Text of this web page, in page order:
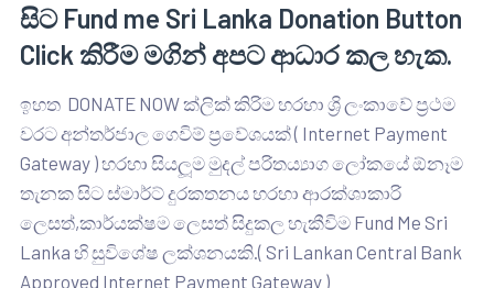
සිට Fund me Sri Lanka Donation Button
Click කිරීම මගින් අපට ආධාර කල හැක.
ඉහත DONATE NOW ක්ලික් කිරිම හරහා ශ්‍රි ලංකාවේ ප්‍රථම
වරට අන්තර්ජාල ගෙවිම් ප්‍රවේශයක් ( Internet Payment
Gateway ) හරහා සියලූම මුදල් පරිතය්‍යාග ලෝකයේ ඕනෑම
තැනක සිට ස්මාර්ට් දුරකතනය හරහා ආරක්ශාකාරි
ලෙසත්,කාර්යක්ෂම ලෙසත් සිදුකල හැකීවිම Fund Me Sri
Lanka හි සුවිශේෂ ලක්ශනයකි.( Sri Lankan Central Bank
Approved Internet Payment Gateway )